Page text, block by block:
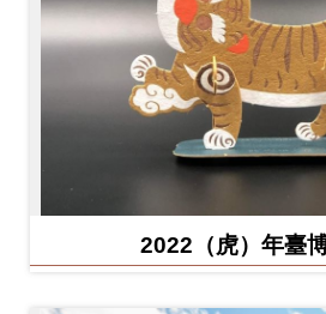
2022（虎）年臺